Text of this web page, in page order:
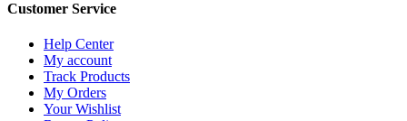
Customer Service
Help Center
My account
Track Products
My Orders
Your Wishlist